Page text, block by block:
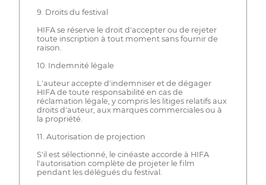
9. Droits du festival
HIFA se réserve le droit d'accepter ou de rejeter
toute inscription à tout moment sans fournir de
raison.
10. Indemnité légale
L'auteur accepte d'indemniser et de dégager
HIFA de toute responsabilité en cas de
réclamation légale, y compris les litiges relatifs aux
droits d'auteur, aux marques commerciales ou à
la propriété.
11. Autorisation de projection
S'il est sélectionné, le cinéaste accorde à HIFA
l'autorisation complète de projeter le film
pendant les délégués du festival.